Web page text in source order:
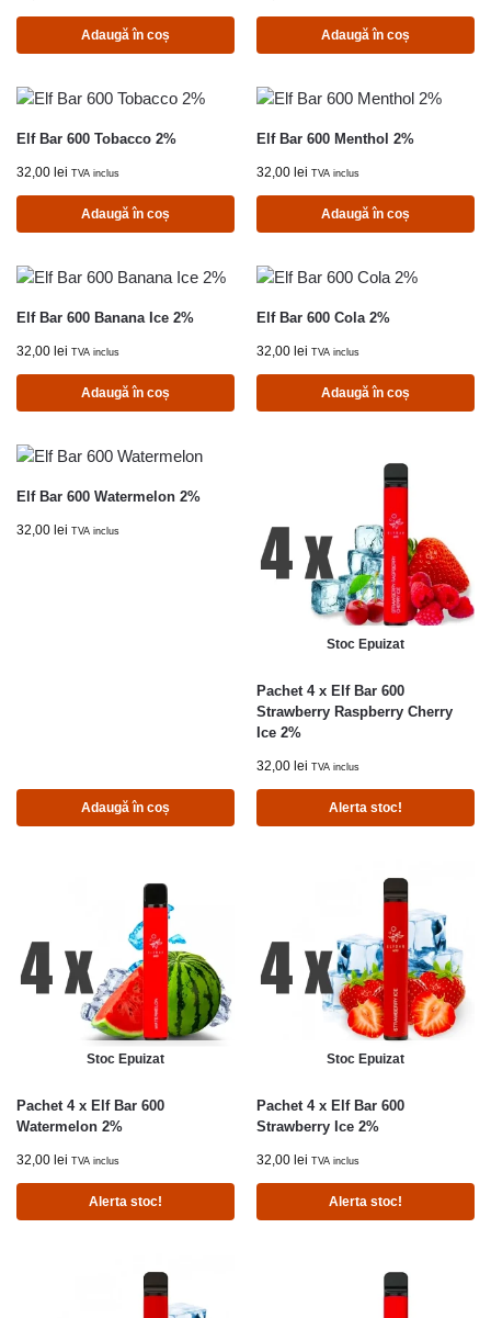
Adaugă în coș Adaugă în coș
Elf Bar 600 Tobacco 2%
32,00 lei TVA inclus
Adaugă în coș
Elf Bar 600 Menthol 2%
32,00 lei TVA inclus
Adaugă în coș
Elf Bar 600 Banana Ice 2%
32,00 lei TVA inclus
Adaugă în coș
Elf Bar 600 Cola 2%
32,00 lei TVA inclus
Adaugă în coș
Elf Bar 600 Watermelon 2%
32,00 lei TVA inclus
Adaugă în coș
Stoc Epuizat
Pachet 4 x Elf Bar 600
Strawberry Raspberry Cherry
Ice 2%
32,00 lei TVA inclus
Alerta stoc!
Stoc Epuizat
Pachet 4 x Elf Bar 600
Watermelon 2%
32,00 lei TVA inclus
Alerta stoc!
Stoc Epuizat
Pachet 4 x Elf Bar 600
Strawberry Ice 2%
32,00 lei TVA inclus
Alerta stoc!